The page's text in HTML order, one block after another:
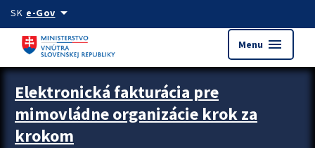
Preskocit na hlavný obsah
SK e-Govarrow_drop_down
Menu menu
Zastavit automatický posun upútavok
Elektronická fakturácia pre
mimovládne organizácie krok za
krokom